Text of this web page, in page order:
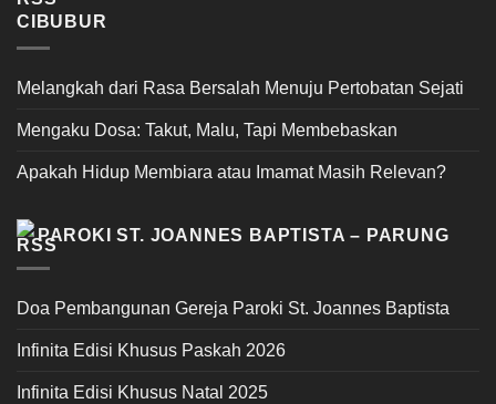
CIBUBUR
Melangkah dari Rasa Bersalah Menuju Pertobatan Sejati
Mengaku Dosa: Takut, Malu, Tapi Membebaskan
Apakah Hidup Membiara atau Imamat Masih Relevan?
PAROKI ST. JOANNES BAPTISTA – PARUNG
Doa Pembangunan Gereja Paroki St. Joannes Baptista
Infinita Edisi Khusus Paskah 2026
Infinita Edisi Khusus Natal 2025